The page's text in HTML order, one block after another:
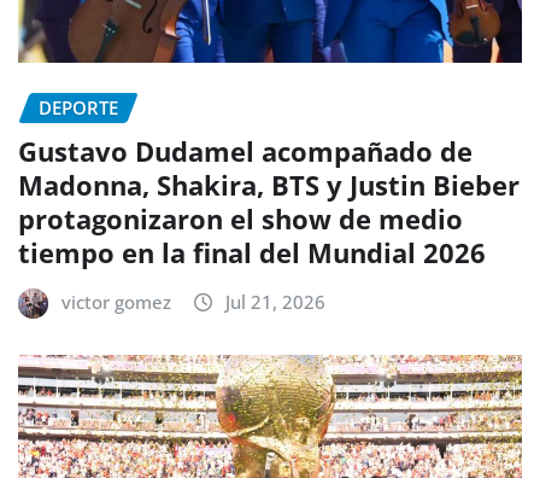
DEPORTE
Gustavo Dudamel acompañado de
Madonna, Shakira, BTS y Justin Bieber
protagonizaron el show de medio
tiempo en la final del Mundial 2026
victor gomez Jul 21, 2026